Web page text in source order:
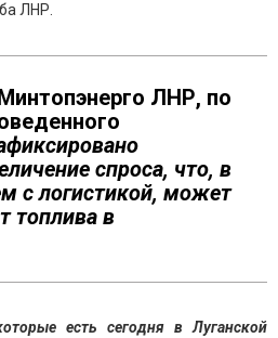
ЛНР.
ЛНР, по
спроса, что, в
с логистикой, может
топлива в
есть сегодня в Луганской